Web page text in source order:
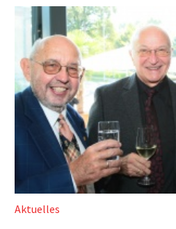
Aktuelles